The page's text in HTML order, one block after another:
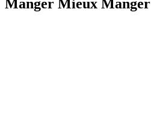
Manger Mieux Manger